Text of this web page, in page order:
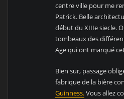
centre ville pour me
Patrick. Belle
début du XIIIe siecle.
tombeaux des
Age qui ont marqué
Bien sur, passage
fabrique de la bière
Guinness.Vous allez